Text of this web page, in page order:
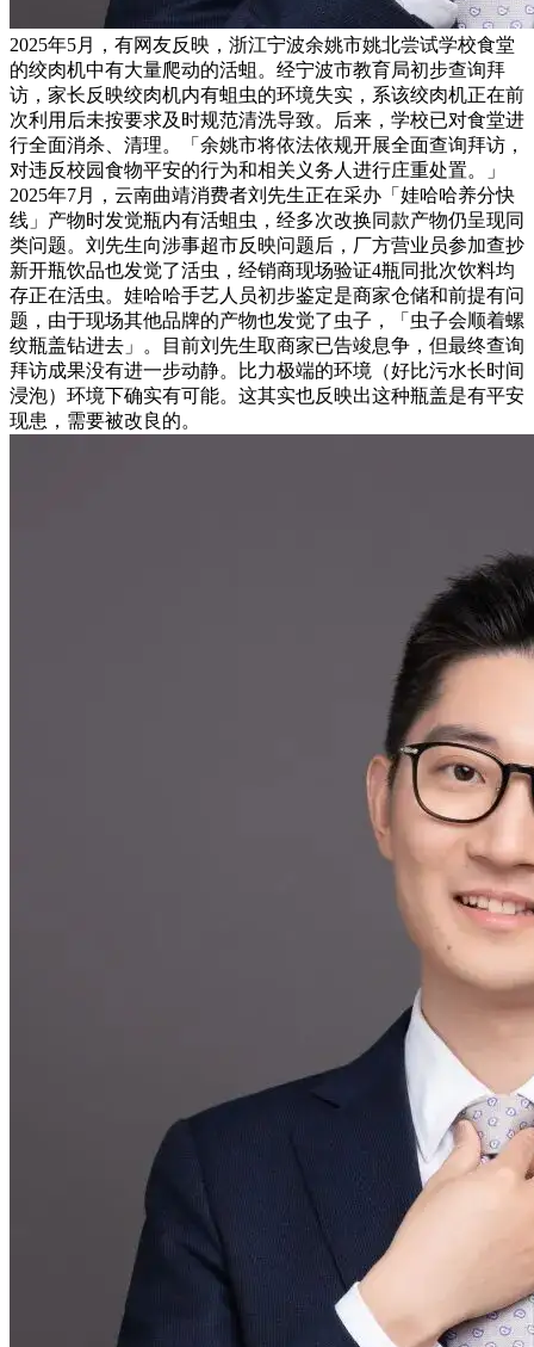
2025年5月，有网友反映，浙江宁波余姚市姚北尝试学校食堂
的绞肉机中有大量爬动的活蛆。经宁波市教育局初步查询拜
访，家长反映绞肉机内有蛆虫的环境失实，系该绞肉机正在前
次利用后未按要求及时规范清洗导致。后来，学校已对食堂进
行全面消杀、清理。「余姚市将依法依规开展全面查询拜访，
对违反校园食物平安的行为和相关义务人进行庄重处置。」
2025年7月，云南曲靖消费者刘先生正在采办「娃哈哈养分快
线」产物时发觉瓶内有活蛆虫，经多次改换同款产物仍呈现同
类问题。刘先生向涉事超市反映问题后，厂方营业员参加查抄
新开瓶饮品也发觉了活虫，经销商现场验证4瓶同批次饮料均
存正在活虫。娃哈哈手艺人员初步鉴定是商家仓储和前提有问
题，由于现场其他品牌的产物也发觉了虫子，「虫子会顺着螺
纹瓶盖钻进去」。目前刘先生取商家已告竣息争，但最终查询
拜访成果没有进一步动静。比力极端的环境（好比污水长时间
浸泡）环境下确实有可能。这其实也反映出这种瓶盖是有平安
现患，需要被改良的。